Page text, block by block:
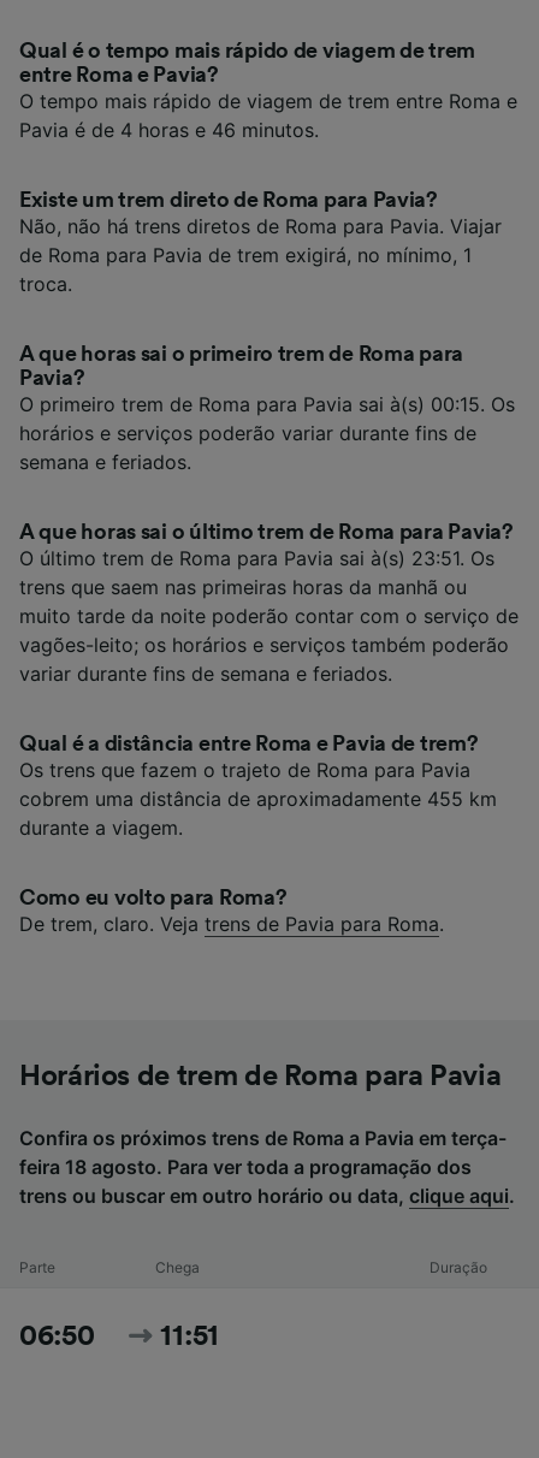
Qual é o tempo mais rápido de viagem de trem
entre Roma e Pavia?
O tempo mais rápido de viagem de trem entre Roma e
Pavia é de 4 horas e 46 minutos.
Existe um trem direto de Roma para Pavia?
Não, não há trens diretos de Roma para Pavia. Viajar
de Roma para Pavia de trem exigirá, no mínimo, 1
troca.
A que horas sai o primeiro trem de Roma para
Pavia?
O primeiro trem de Roma para Pavia sai à(s) 00:15. Os
horários e serviços poderão variar durante fins de
semana e feriados.
A que horas sai o último trem de Roma para Pavia?
O último trem de Roma para Pavia sai à(s) 23:51. Os
trens que saem nas primeiras horas da manhã ou
muito tarde da noite poderão contar com o serviço de
vagões-leito; os horários e serviços também poderão
variar durante fins de semana e feriados.
Qual é a distância entre Roma e Pavia de trem?
Os trens que fazem o trajeto de Roma para Pavia
cobrem uma distância de aproximadamente 455 km
durante a viagem.
Como eu volto para Roma?
De trem, claro. Veja trens de Pavia para Roma.
Horários de trem de Roma para Pavia
Confira os próximos trens de Roma a Pavia em terça-
feira 18 agosto. Para ver toda a programação dos
trens ou buscar em outro horário ou data, clique aqui.
Parte Chega Duração
06:50 11:51